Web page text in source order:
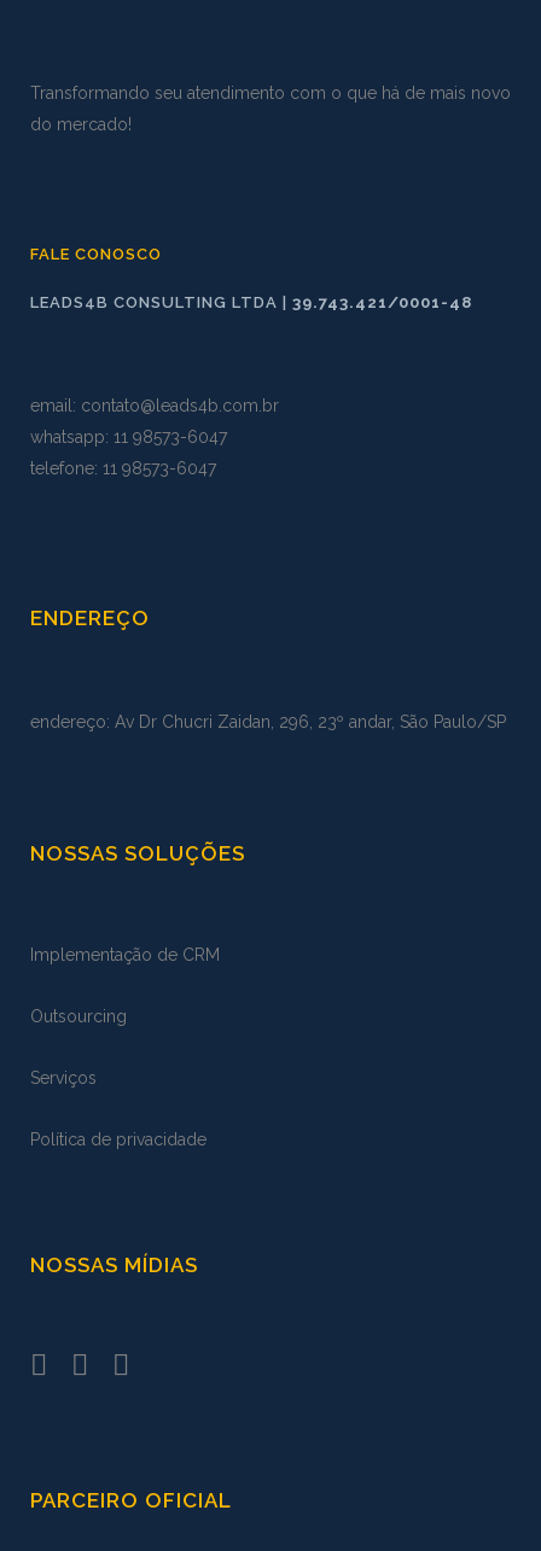
Transformando seu atendimento com o que há de mais novo
do mercado!
FALE CONOSCO
LEADS4B CONSULTING LTDA | 39.743.421/0001-48
email: contato@leads4b.com.br
whatsapp: 11 98573-6047
telefone: 11 98573-6047
ENDEREÇO
endereço: Av Dr Chucri Zaidan, 296, 23º andar, São Paulo/SP
NOSSAS SOLUÇÕES
Implementação de CRM
Outsourcing
Serviços
Política de privacidade
NOSSAS MÍDIAS
PARCEIRO OFICIAL